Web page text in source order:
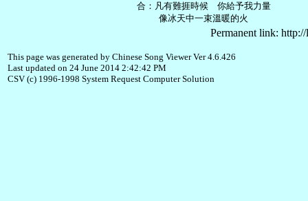
   合：凡有難捱時候　你給予我力量
Permanent link:
This page was generated by Chinese Song Viewer Ver 4.6.426
Last updated on 24 June 2014 2:42:42 PM
CSV (c) 1996-1998 System Request Computer Solution